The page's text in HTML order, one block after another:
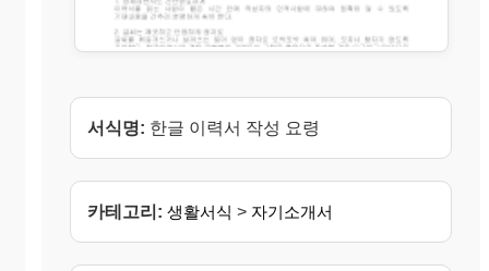
서식명: 한글 이력서 작성 요령
카테고리: 생활서식 > 자기소개서